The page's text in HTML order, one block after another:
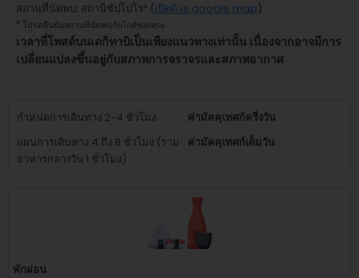
สถานที่นัดพบ: สถานีซัปโปโร² (เปิดด้วย google map)
² โปรดยืนยันสถานที่นัดพบกับไกด์ของคุณ
เวลาที่โพสต์บนเดกิทาบิเป็นเพียงแนวทางเท่านั้น เนื่องจากอาจมีการ
เปลี่ยนแปลงขึ้นอยู่กับสภาพการจราจรและสภาพอากาศ
กำหนดการเดินทาง 2-4 ชั่วโมง
ค่ามัคคุเทศก์ครึ่งวัน
แผนการเดินทาง 4 ถึง 8 ชั่วโมง (รวม
อาหารกลางวัน 1 ชั่วโมง)
ค่ามัคคุเทศก์เต็มวัน
พักผ่อน